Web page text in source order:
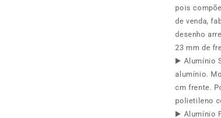
pois
de venda,
desenho
23 mm de
▶️ Alumínio
alumínio.
cm frente.
polietileno
▶️ Alumínio